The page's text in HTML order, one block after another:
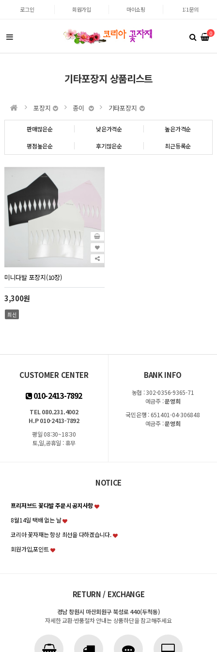
로그인 회원가입 마이쇼핑 1:1문의
0
기타포장지 상품리스트
포장지 종이 기타포장지
판매많은순 낮은가격순 높은가격순
평점높은순 후기많은순 최근등록순
미니다발 포장지(10장)
3,300원
최신
CUSTOMER CENTER
010-2413-7892
TEL 080.231.4002
H.P 010-2413-7892
평일 08:30~18:30
토,일,공휴일 : 휴무
BANK INFO
농협 : 302-0356-9365-71
예금주 :문영희
국민은행 : 651401-04-306848
예금주 :문영희
NOTICE
프리저브드 꽃다발 주문시 공지사항
8월14일 택배 없는 날
코리아 꽃자재는 항상 최선을 다하겠습니다.
회원가입,포인트
RETURN / EXCHANGE
경남 창원시 마산회원구 북성로 440(두척동)
자세한 교환·반품절차 안내는 상품하단을 참고해주세요